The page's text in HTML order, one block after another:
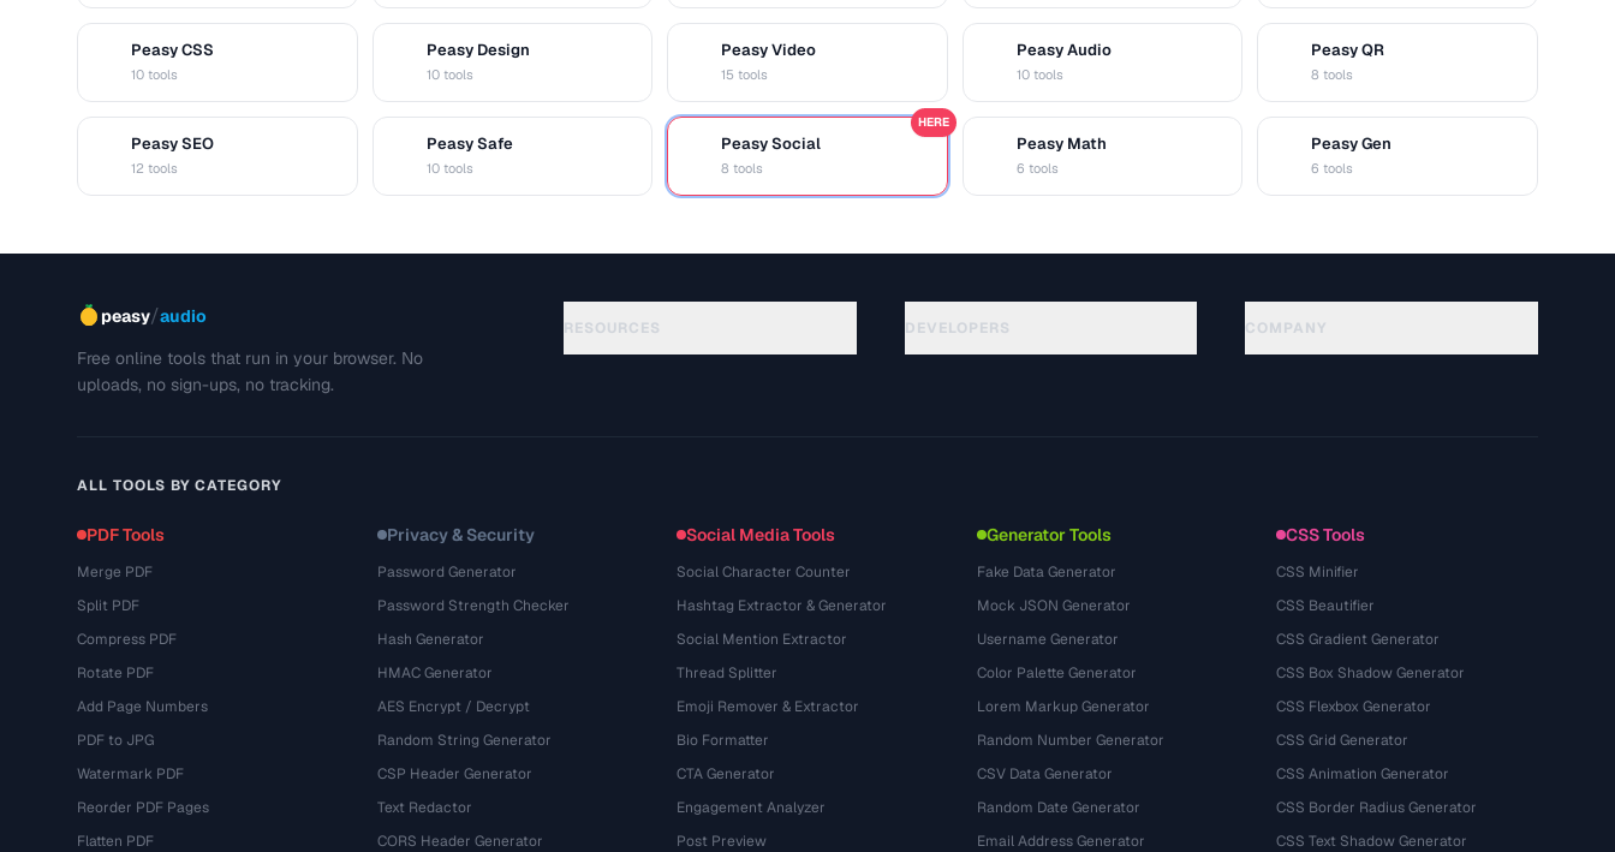
Peasy CSS
10 tools
Peasy Design
10 tools
Peasy Video
15 tools
Peasy Audio
10 tools
Peasy QR
8 tools
Peasy SEO
12 tools
Peasy Safe
10 tools
Peasy Social
8 tools
HERE
Peasy Math
6 tools
Peasy Gen
6 tools
peasy/audio
Free online tools that run in your browser. No
uploads, no sign-ups, no tracking.
RESOURCES DEVELOPERS COMPANY
ALL TOOLS BY CATEGORY
PDF Tools
Merge PDF
Split PDF
Compress PDF
Rotate PDF
Add Page Numbers
PDF to JPG
Watermark PDF
Reorder PDF Pages
Flatten PDF
Privacy & Security
Password Generator
Password Strength Checker
Hash Generator
HMAC Generator
AES Encrypt / Decrypt
Random String Generator
CSP Header Generator
Text Redactor
CORS Header Generator
Social Media Tools
Social Character Counter
Hashtag Extractor & Generator
Social Mention Extractor
Thread Splitter
Emoji Remover & Extractor
Bio Formatter
CTA Generator
Engagement Analyzer
Post Preview
Generator Tools
Fake Data Generator
Mock JSON Generator
Username Generator
Color Palette Generator
Lorem Markup Generator
Random Number Generator
CSV Data Generator
Random Date Generator
Email Address Generator
CSS Tools
CSS Minifier
CSS Beautifier
CSS Gradient Generator
CSS Box Shadow Generator
CSS Flexbox Generator
CSS Grid Generator
CSS Animation Generator
CSS Border Radius Generator
CSS Text Shadow Generator